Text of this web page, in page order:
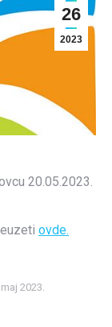
26
2023
20.05.2023.
ovde.
2023.